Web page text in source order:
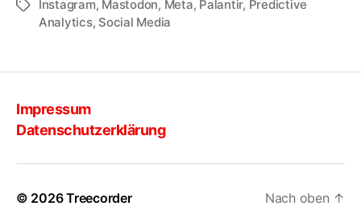
Schlagwörter
Instagram, Mastodon, Meta, Palantir, Predictive
Analytics, Social Media
Impressum
Datenschutzerklärung
© 2026Treecorder Nach oben ↑